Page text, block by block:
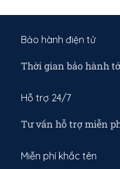
Bảo hành điện tử
Thời gian bảo hành
Hỗ trợ 24/7
Tư vấn hỗ trợ miễn
Miễn phí khắc tên